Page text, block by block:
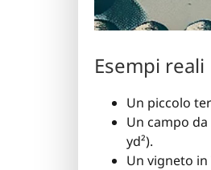
Esempi reali
Un piccolo
Un campo
yd²).
Un vigneto in